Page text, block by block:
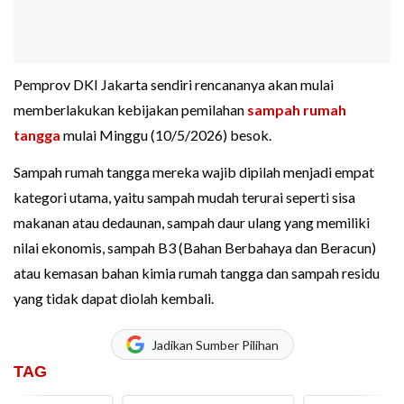
Pemprov DKI Jakarta sendiri rencananya akan mulai
memberlakukan kebijakan pemilahan sampah rumah
tangga mulai Minggu (10/5/2026) besok.
Sampah rumah tangga mereka wajib dipilah menjadi empat
kategori utama, yaitu sampah mudah terurai seperti sisa
makanan atau dedaunan, sampah daur ulang yang memiliki
nilai ekonomis, sampah B3 (Bahan Berbahaya dan Beracun)
atau kemasan bahan kimia rumah tangga dan sampah residu
yang tidak dapat diolah kembali.
Jadikan Sumber Pilihan
TAG